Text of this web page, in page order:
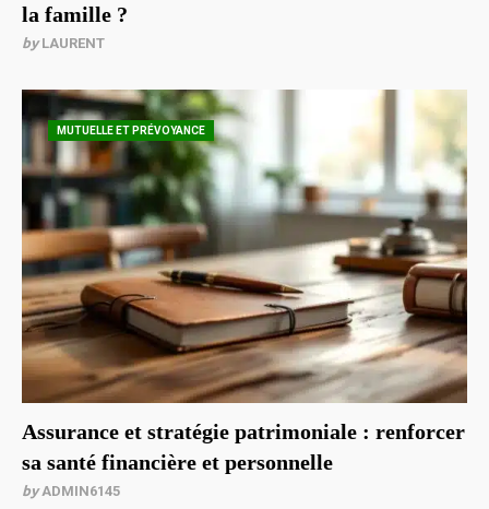
la famille ?
byLAURENT
MUTUELLE ET PRÉVOYANCE
Assurance et stratégie patrimoniale : renforcer
sa santé financière et personnelle
byADMIN6145